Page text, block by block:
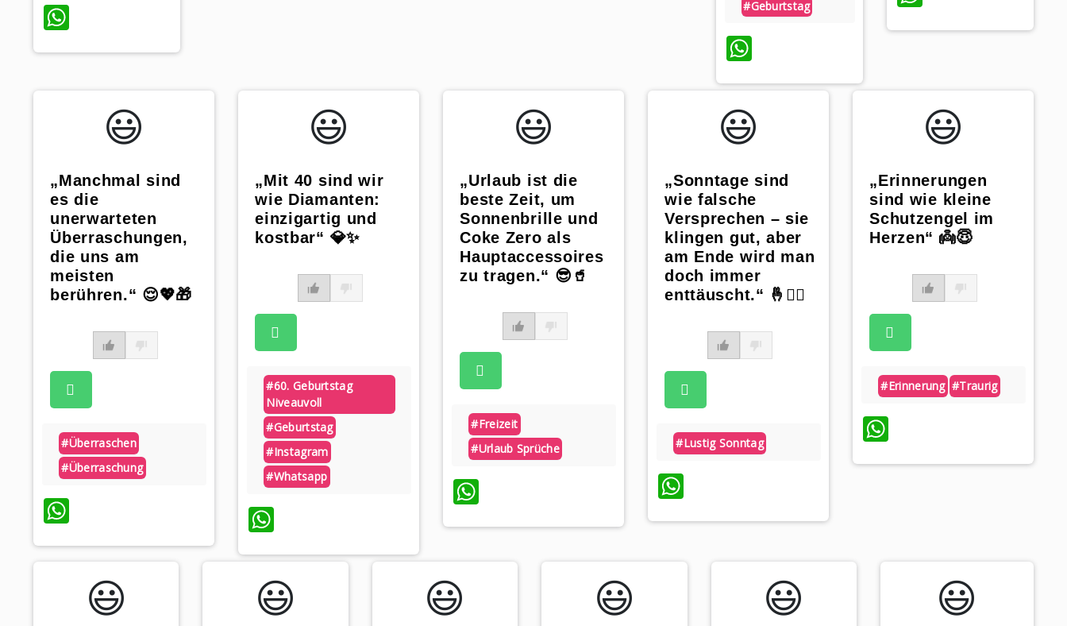
WhatsApp
#geburtstag
WhatsApp
😃️
„Manchmal sind
es die
unerwarteten
Überraschungen,
die uns am
meisten
berühren.“ 😌💖🎁
#überraschen
#überraschung
WhatsApp
😃️
„Mit 40 sind wir
wie Diamanten:
einzigartig und
kostbar“ 💎✨
#60. Geburtstag
Niveauvoll
#geburtstag
#instagram
#whatsapp
WhatsApp
😃️
„Urlaub ist die
beste Zeit, um
Sonnenbrille und
Coke Zero als
Hauptaccessoires
zu tragen.“ 😎🥤
#freizeit
#urlaub Sprüche
WhatsApp
😃️
„Sonntage sind
wie falsche
Versprechen – sie
klingen gut, aber
am Ende wird man
doch immer
enttäuscht.“ 🤞🤷‍♂️
#lustig Sonntag
WhatsApp
😃️
„Erinnerungen
sind wie kleine
Schutzengel im
Herzen“ 👼😇
#erinnerung #traurig
WhatsApp
😃️ 😃️ 😃️ 😃️ 😃️ 😃️